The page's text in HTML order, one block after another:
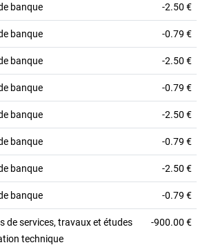
banque -2.50 €
banque -0.79 €
banque -2.50 €
banque -0.79 €
banque -2.50 €
banque -0.79 €
banque -2.50 €
banque -0.79 €
de services, travaux et études
technique
-900.00 €